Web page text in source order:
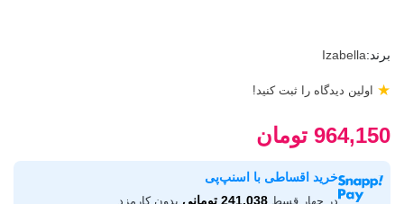
برند:Izabella
اولین دیدگاه را ثبت کنید! ★
964,150 تومان
خرید اقساطی با اسنپ‌پی
در چهار قسط 241,038 تومانی بدون کارمزد